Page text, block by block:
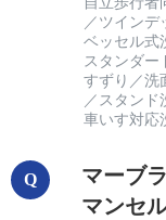
／ ツインデ
ベッセル式
スタンダー
すずり ／洗
／ スタンド
車いす対応
マーブ
マンセ